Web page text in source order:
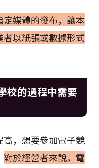
定媒體的發布，讓本
者以紙張或數據形式
校的過程中需要
高，想要參加電子競
對於經營者來說，電